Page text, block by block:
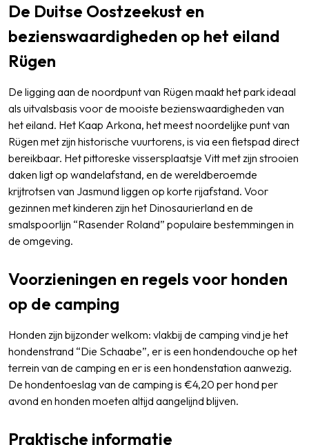
De Duitse Oostzeekust en
bezienswaardigheden op het eiland
Rügen
De ligging aan de noordpunt van Rügen maakt het park ideaal
als uitvalsbasis voor de mooiste bezienswaardigheden van
het eiland. Het Kaap Arkona, het meest noordelijke punt van
Rügen met zijn historische vuurtorens, is via een fietspad direct
bereikbaar. Het pittoreske vissersplaatsje Vitt met zijn strooien
daken ligt op wandelafstand, en de wereldberoemde
krijtrotsen van Jasmund liggen op korte rijafstand. Voor
gezinnen met kinderen zijn het Dinosaurierland en de
smalspoorlijn “Rasender Roland” populaire bestemmingen in
de omgeving.
Voorzieningen en regels voor honden
op de camping
Honden zijn bijzonder welkom: vlakbij de camping vind je het
hondenstrand “Die Schaabe”, er is een hondendouche op het
terrein van de camping en er is een hondenstation aanwezig.
De hondentoeslag van de camping is €4,20 per hond per
avond en honden moeten altijd aangelijnd blijven.
Praktische informatie